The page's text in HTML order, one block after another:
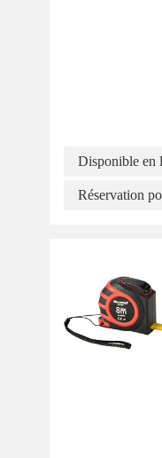
Disponible en
Réservation